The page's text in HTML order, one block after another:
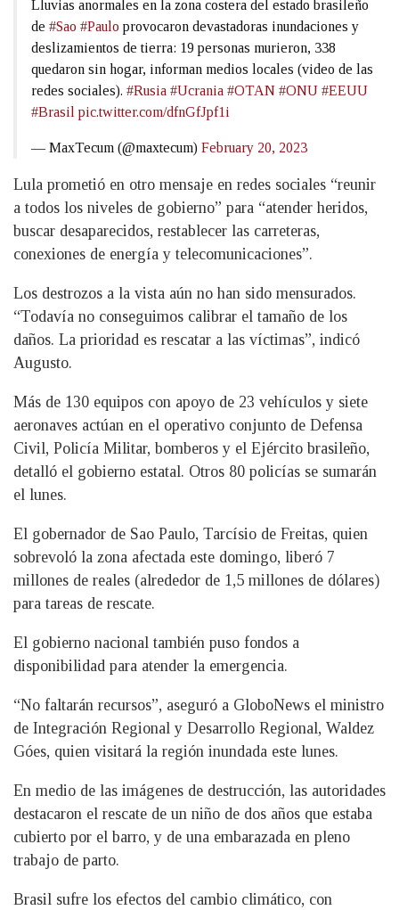
Lluvias anormales en la zona costera del estado brasileño
de #Sao #Paulo provocaron devastadoras inundaciones y
deslizamientos de tierra: 19 personas murieron, 338
quedaron sin hogar, informan medios locales (video de las
redes sociales). #Rusia #Ucrania #OTAN #ONU #EEUU
#Brasil pic.twitter.com/dfnGfJpf1i
— MaxTecum (@maxtecum) February 20, 2023
Lula prometió en otro mensaje en redes sociales “reunir
a todos los niveles de gobierno” para “atender heridos,
buscar desaparecidos, restablecer las carreteras,
conexiones de energía y telecomunicaciones”.
Los destrozos a la vista aún no han sido mensurados.
“Todavía no conseguimos calibrar el tamaño de los
daños. La prioridad es rescatar a las víctimas”, indicó
Augusto.
Más de 130 equipos con apoyo de 23 vehículos y siete
aeronaves actúan en el operativo conjunto de Defensa
Civil, Policía Militar, bomberos y el Ejército brasileño,
detalló el gobierno estatal. Otros 80 policías se sumarán
el lunes.
El gobernador de Sao Paulo, Tarcísio de Freitas, quien
sobrevoló la zona afectada este domingo, liberó 7
millones de reales (alrededor de 1,5 millones de dólares)
para tareas de rescate.
El gobierno nacional también puso fondos a
disponibilidad para atender la emergencia.
“No faltarán recursos”, aseguró a GloboNews el ministro
de Integración Regional y Desarrollo Regional, Waldez
Góes, quien visitará la región inundada este lunes.
En medio de las imágenes de destrucción, las autoridades
destacaron el rescate de un niño de dos años que estaba
cubierto por el barro, y de una embarazada en pleno
trabajo de parto.
Brasil sufre los efectos del cambio climático, con